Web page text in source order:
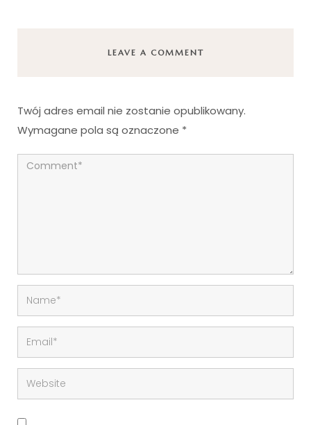
LEAVE A COMMENT
Twój adres email nie zostanie opublikowany.
Wymagane pola są oznaczone *